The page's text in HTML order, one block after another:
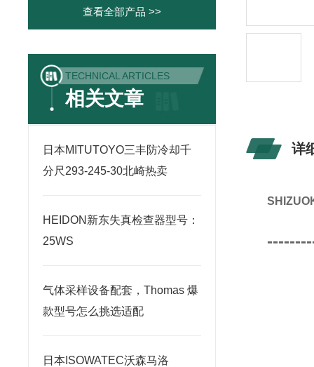
查看全部产品 >>
TECHNICAL ARTICLES
相关文章
日本MITUTOYO三丰防冷却千
分尺293-245-30北崎热卖
HEIDON新东失真检查器型号：
25WS
气体采样设备配套，Thomas 爆
款型号怎么挑选适配
日本ISOWATEC沃森马洛
详